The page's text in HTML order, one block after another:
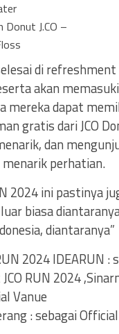
Donut J.CO –
di refreshment
akan memasuki
mereka dapat
gratis dari JCO
dan
perhatian.
2024 ini pastinya
biasa
diantaranya”
2024 IDEARUN :
RUN 2024
Vanue
: sebagai